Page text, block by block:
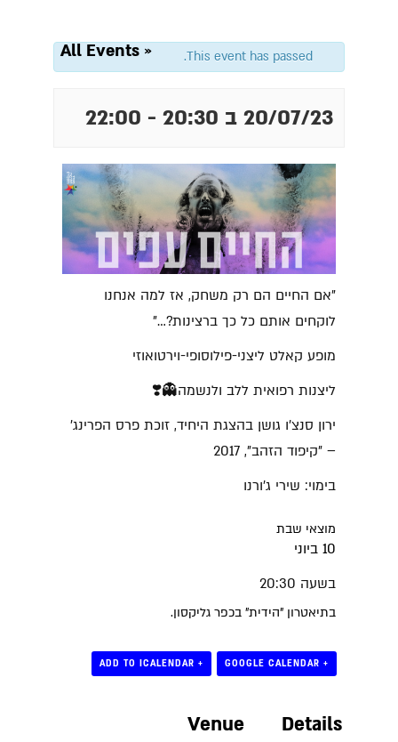
« All Events This event has passed.
20/07/23 ב 20:30 -
22:00
"אם החיים הם רק משחק, אז למה אנחנו
לוקחים אותם כל כך ברצינות?…"
מופע קאלט ליצני-פילוסופי-וירטואוזי
ליצנות רפואית ללב ולנשמה👻❣️
ירון סנצ'ו גושן בהצגת היחיד, זוכת פרס הפרינג'
– "קיפוד הזהב", 2017
בימוי: שירי ג'ורנו
מוצאי שבת
10 ביוני
בשעה 20:30
בתיאטרון "הידית" בכפר גליקסון.
+ GOOGLE CALENDAR
+ ADD TO ICALENDAR
Details
Venue